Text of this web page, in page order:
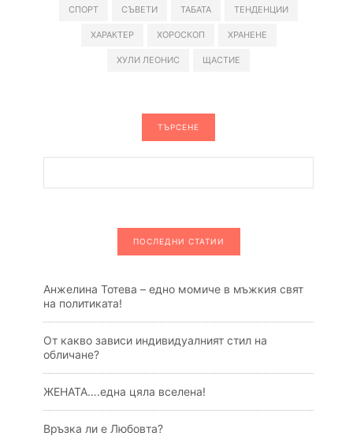
СПОРТ СЪВЕТИ ТАБАТА ТЕНДЕНЦИИ
ХАРАКТЕР ХОРОСКОП ХРАНЕНЕ
ХУЛИ ЛЕОНИС ЩАСТИЕ
ТЪРСЕНЕ
ПОСЛЕДНИ СТАТИИ
Анжелина Тотева – едно момиче в мъжкия свят
на политиката!
От какво зависи индивидуалният стил на
обличане?
ЖЕНАТА….една цяла вселена!
Връзка ли е Любовта?